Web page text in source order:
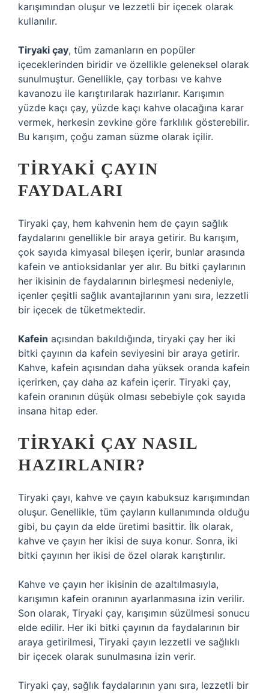
karışımından oluşur ve lezzetli bir içecek olarak
kullanılır.
Tiryaki çay, tüm zamanların en popüler
içeceklerinden biridir ve özellikle geleneksel olarak
sunulmuştur. Genellikle, çay torbası ve kahve
kavanozu ile karıştırılarak hazırlanır. Karışımın
yüzde kaçı çay, yüzde kaçı kahve olacağına karar
vermek, herkesin zevkine göre farklılık gösterebilir.
Bu karışım, çoğu zaman süzme olarak içilir.
TIRYAKI ÇAYIN
FAYDALARI
Tiryaki çay, hem kahvenin hem de çayın sağlık
faydalarını genellikle bir araya getirir. Bu karışım,
çok sayıda kimyasal bileşen içerir, bunlar arasında
kafein ve antioksidanlar yer alır. Bu bitki çaylarının
her ikisinin de faydalarının birleşmesi nedeniyle,
içenler çeşitli sağlık avantajlarının yanı sıra, lezzetli
bir içecek de tüketmektedir.
Kafein açısından bakıldığında, tiryaki çay her iki
bitki çayının da kafein seviyesini bir araya getirir.
Kahve, kafein açısından daha yüksek oranda kafein
içerirken, çay daha az kafein içerir. Tiryaki çay,
kafein oranının düşük olması sebebiyle çok sayıda
insana hitap eder.
TIRYAKI ÇAY NASIL
HAZIRLANIR?
Tiryaki çayı, kahve ve çayın kabuksuz karışımından
oluşur. Genellikle, tüm çayların kullanımında olduğu
gibi, bu çayın da elde üretimi basittir. İlk olarak,
kahve ve çayın her ikisi de suya konur. Sonra, iki
bitki çayının her ikisi de özel olarak karıştırılır.
Kahve ve çayın her ikisinin de azaltılmasıyla,
karışımın kafein oranının ayarlanmasına izin verilir.
Son olarak, Tiryaki çay, karışımın süzülmesi sonucu
elde edilir. Her iki bitki çayının da faydalarının bir
araya getirilmesi, Tiryaki çayın lezzetli ve sağlıklı
bir içecek olarak sunulmasına izin verir.
Tiryaki çay, sağlık faydalarının yanı sıra, lezzetli bir